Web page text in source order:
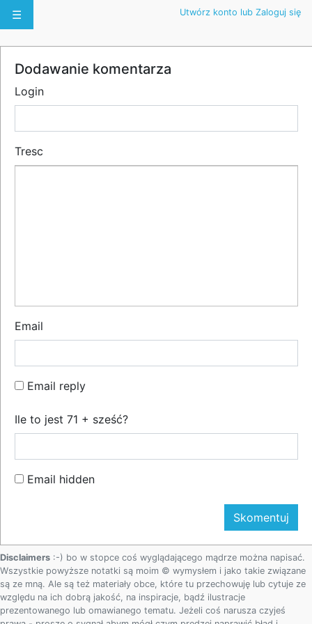
☰ Utwórz konto lub Zaloguj się
Dodawanie komentarza
Login
Tresc
Email
Email reply
Ile to jest 71 + sześć?
Email hidden
Disclaimers :-) bo w stopce coś wyglądającego mądrze można napisać.
Wszystkie powyższe notatki są moim © wymysłem i jako takie związane
są ze mną. Ale są też materiały obce, które tu przechowuję lub cytuje ze
względu na ich dobrą jakość, na inspiracje, bądź ilustracje
prezentowanego lub omawianego tematu. Jeżeli coś narusza czyjeś